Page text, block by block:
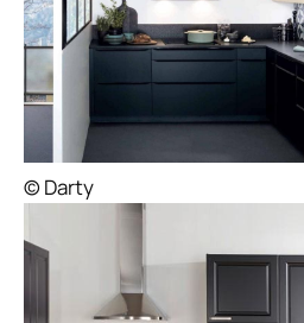
© Darty